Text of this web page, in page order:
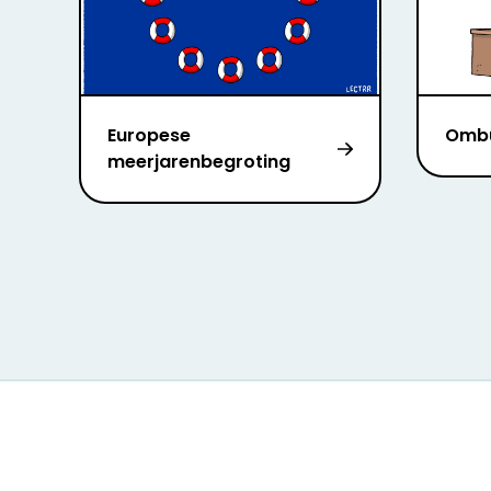
Europese
meerjarenbegroting